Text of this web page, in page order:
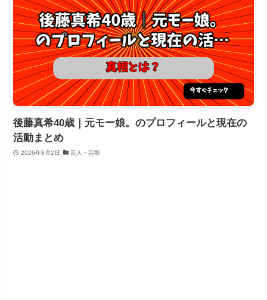
後藤真希40歳｜元モー娘。のプロフィールと現在の
活動まとめ
2026年8月2日 芸人・芸能